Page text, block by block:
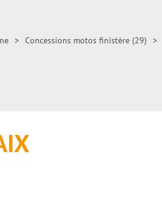
> Concessions motos finistère (29) >